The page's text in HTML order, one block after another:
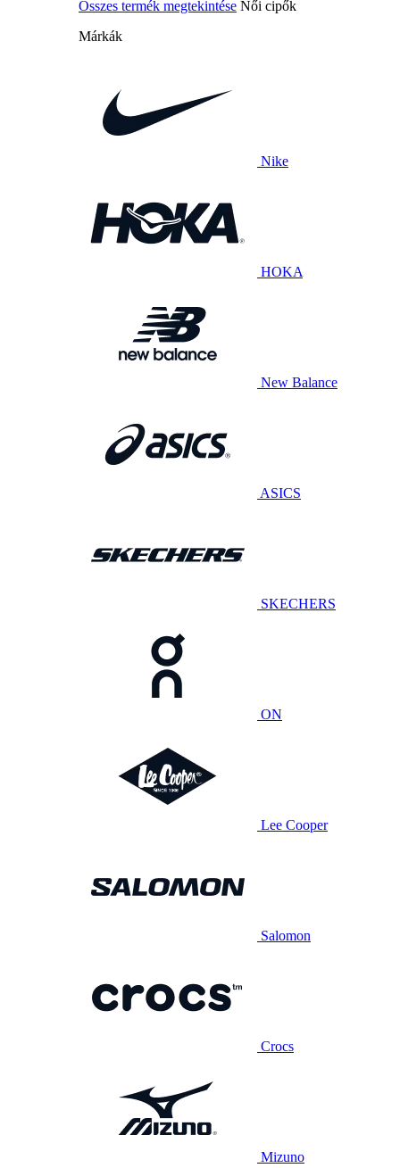
Összes termék megtekintése Női cipők
Márkák
Nike
HOKA
New Balance
ASICS
SKECHERS
ON
Lee Cooper
Salomon
Crocs
Mizuno